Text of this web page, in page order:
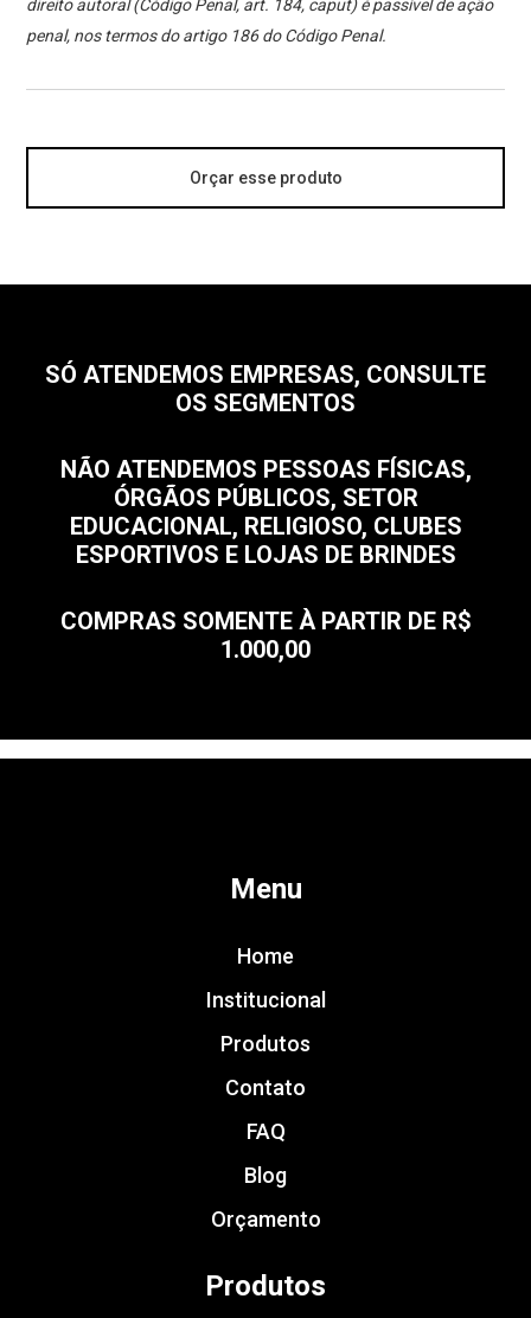
direito autoral (Código Penal, art. 184, caput) é passível de ação
penal, nos termos do artigo 186 do Código Penal.
Orçar esse produto
SÓ ATENDEMOS EMPRESAS, CONSULTE
OS SEGMENTOS
NÃO ATENDEMOS PESSOAS FÍSICAS,
ÓRGÃOS PÚBLICOS, SETOR
EDUCACIONAL, RELIGIOSO, CLUBES
ESPORTIVOS E LOJAS DE BRINDES
COMPRAS SOMENTE À PARTIR DE R$
1.000,00
Menu
Home
Institucional
Produtos
Contato
FAQ
Blog
Orçamento
Produtos